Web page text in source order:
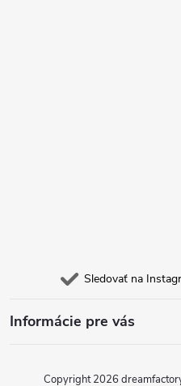
Sledovať na
Informácie pre vás
Copyright 2026